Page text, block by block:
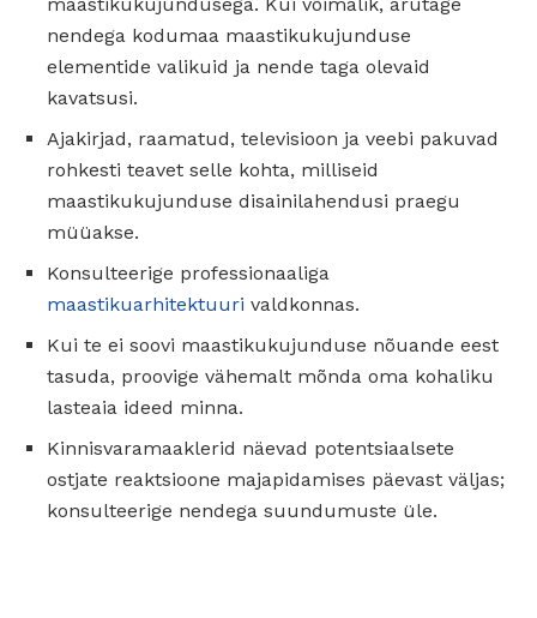
nendega kodumaa maastikukujunduse
elementide valikuid ja nende taga olevaid
kavatsusi.
Ajakirjad, raamatud, televisioon ja veebi pakuvad
rohkesti teavet selle kohta, milliseid
maastikukujunduse disainilahendusi praegu
müüakse.
Konsulteerige professionaaliga
maastikuarhitektuuri valdkonnas.
Kui te ei soovi maastikukujunduse nõuande eest
tasuda, proovige vähemalt mõnda oma kohaliku
lasteaia ideed minna.
Kinnisvaramaaklerid näevad potentsiaalsete
ostjate reaktsioone majapidamises päevast väljas;
konsulteerige nendega suundumuste üle.